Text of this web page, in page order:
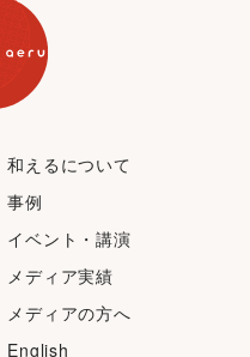
和えるについて
事例
イベント・講演
メディア実績
メディアの方へ
English